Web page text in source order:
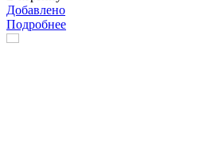
Добавлено
Подробнее